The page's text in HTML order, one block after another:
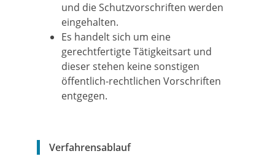
und die Schutzvorschriften werden
eingehalten.
Es handelt sich um eine
gerechtfertigte Tätigkeitsart und
dieser stehen keine sonstigen
öffentlich-rechtlichen Vorschriften
entgegen.
Verfahrensablauf